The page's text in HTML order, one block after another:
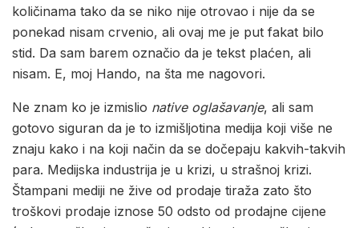
količinama tako da se niko nije otrovao i nije da se
ponekad nisam crvenio, ali ovaj me je put fakat bilo
stid. Da sam barem označio da je tekst plaćen, ali
nisam. E, moj Hando, na šta me nagovori.
Ne znam ko je izmislio native oglašavanje, ali sam
gotovo siguran da je to izmišljotina medija koji više ne
znaju kako i na koji način da se dočepaju kakvih-takvih
para. Medijska industrija je u krizi, u strašnoj krizi.
Štampani mediji ne žive od prodaje tiraža zato što
troškovi prodaje iznose 50 odsto od prodajne cijene